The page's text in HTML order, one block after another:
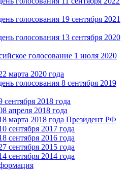
голосования 19 сентября 2021
голосования 13 сентября 2020
голосование 1 июля 2020
марта 2020 года
голосования 8 сентября 2019
2018 года
апреля 2018 года
марта 2018 года Президент РФ
сентября 2017 года
сентября 2016 года
сентября 2015 года
сентября 2014 года